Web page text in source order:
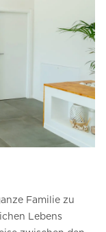
Familie zu
Lebens